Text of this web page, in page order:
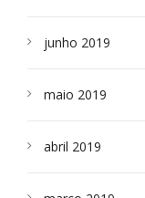
junho 2019
maio 2019
abril 2019